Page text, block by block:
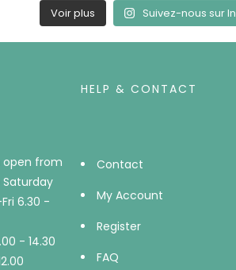
Voir plus Suivez-nous sur
open from
6.30 -
- 14.30
HELP & CONTACT
Contact
My Account
Register
FAQ